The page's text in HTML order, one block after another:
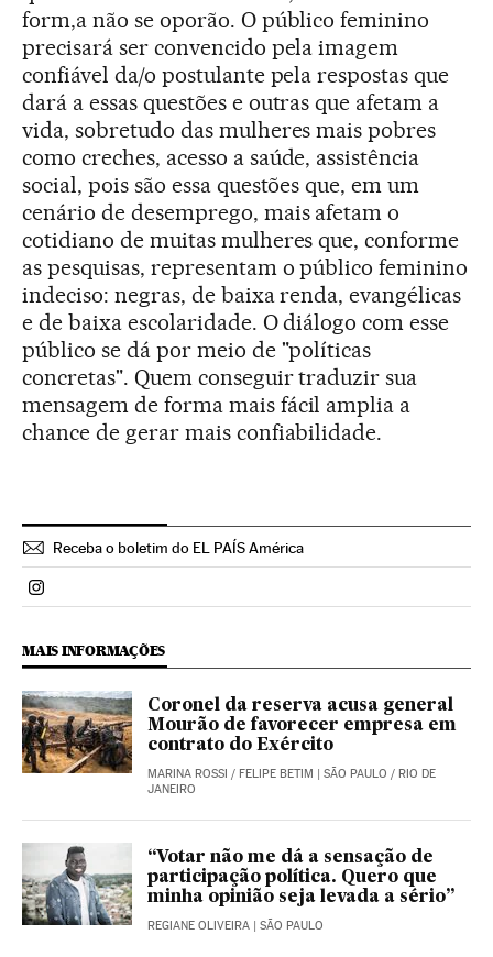
form,a não se oporão. O público feminino
precisará ser convencido pela imagem
confiável da/o postulante pela respostas que
dará a essas questões e outras que afetam a
vida, sobretudo das mulheres mais pobres
como creches, acesso a saúde, assistência
social, pois são essa questões que, em um
cenário de desemprego, mais afetam o
cotidiano de muitas mulheres que, conforme
as pesquisas, representam o público feminino
indeciso: negras, de baixa renda, evangélicas
e de baixa escolaridade. O diálogo com esse
público se dá por meio de "políticas
concretas". Quem conseguir traduzir sua
mensagem de forma mais fácil amplia a
chance de gerar mais confiabilidade.
Receba o boletim do EL PAÍS América
Politica El País Brasil en Instagram
MAIS INFORMAÇÕES
Coronel da reserva acusa general
Mourão de favorecer empresa em
contrato do Exército
MARINA ROSSI / FELIPE BETIM
| SÃO PAULO / RIO DE
JANEIRO
“Votar não me dá a sensação de
participação política. Quero que
minha opinião seja levada a sério”
REGIANE OLIVEIRA | SÃO PAULO